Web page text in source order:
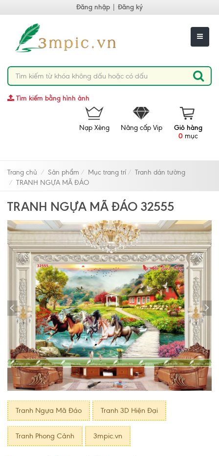
Đăng nhập Đăng ký
Tìm kiếm bằng hình ảnh
Giỏ hàng
0 mục
Nâng cấp Vip
Nạp Xèng
Trang chủ Sản phẩm Mục trang trí
Tranh dán tường
TRANH NGỰA MÃ ĐÁO
TRANH NGỰA MÃ ĐÁO 32555
Tranh Ngựa Mã Đáo Tranh 3D Hiện Đại
Tranh Phong Cảnh 3mpic.vn